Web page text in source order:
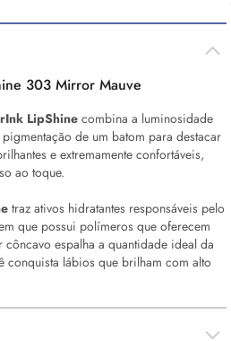
303 Mirror Mauve
LipShine combina a luminosidade
de um batom para destacar
e extremamente confortáveis,
ao toque.
traz ativos hidratantes responsáveis pelo
que possui polímeros que oferecem
espalha a quantidade ideal da
conquista lábios que brilham com alto